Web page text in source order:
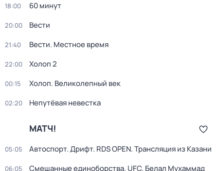
18:00 60 минут
20:00 Вести
21:40 Вести. Местное время
22:00 Холоп 2
00:15 Холоп. Великолепный век
02:20 Непутёвая невестка
МАТЧ!
05:05 Автоспорт. Дрифт. RDS OPEN. Трансляция из Казани
06:05
Смешанные единоборства. UFC. Белал Мухаммад